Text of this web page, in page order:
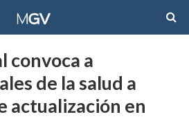
convoca a
de la salud a
actualización en